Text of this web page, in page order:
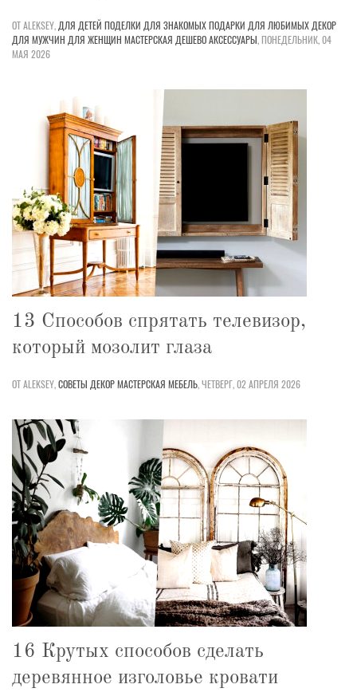
ОТ ALEKSEY, ДЛЯ ДЕТЕЙ ПОДЕЛКИ ДЛЯ ЗНАКОМЫХПОДАРКИ ДЛЯ ЛЮБИМЫХ ДЕКОР
ДЛЯ МУЖЧИН ДЛЯ ЖЕНЩИН МАСТЕРСКАЯ ДЕШЕВОАКСЕССУАРЫ,ПОНЕДЕЛЬНИК, 04
МАЯ 2026
13 Способов спрятать телевизор,
который мозолит глаза
ОТ ALEKSEY,СОВЕТЫ ДЕКОРМАСТЕРСКАЯ МЕБЕЛЬ,ЧЕТВЕРГ, 02 АПРЕЛЯ 2026
16 Крутых способов сделать
деревянное изголовье кровати